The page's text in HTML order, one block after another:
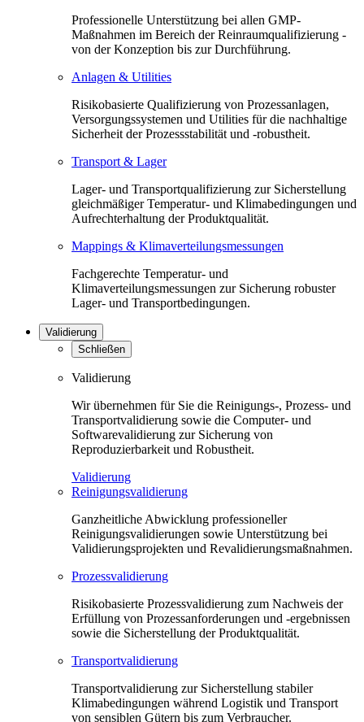
Professionelle Unterstützung bei allen GMP-
Maßnahmen im Bereich der Reinraumqualifizierung -
von der Konzeption bis zur Durchführung.
Anlagen & Utilities
Risikobasierte Qualifizierung von Prozessanlagen,
Versorgungssystemen und Utilities für die nachhaltige
Sicherheit der Prozessstabilität und -robustheit.
Transport & Lager
Lager- und Transportqualifizierung zur Sicherstellung
gleichmäßiger Temperatur- und Klimabedingungen und
Aufrechterhaltung der Produktqualität.
Mappings & Klimaverteilungsmessungen
Fachgerechte Temperatur- und
Klimaverteilungsmessungen zur Sicherung robuster
Lager- und Transportbedingungen.
Validierung
Schließen
Validierung
Wir übernehmen für Sie die Reinigungs-, Prozess- und
Transportvalidierung sowie die Computer- und
Softwarevalidierung zur Sicherung von
Reproduzierbarkeit und Robustheit.
Validierung
Reinigungsvalidierung
Ganzheitliche Abwicklung professioneller
Reinigungsvalidierungen sowie Unterstützung bei
Validierungsprojekten und Revalidierungsmaßnahmen.
Prozessvalidierung
Risikobasierte Prozessvalidierung zum Nachweis der
Erfüllung von Prozessanforderungen und -ergebnissen
sowie die Sicherstellung der Produktqualität.
Transportvalidierung
Transportvalidierung zur Sicherstellung stabiler
Klimabedingungen während Logistik und Transport
von sensiblen Gütern bis zum Verbraucher.